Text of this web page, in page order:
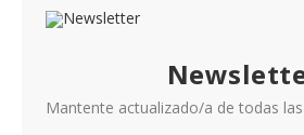
Mantente actualizado/a de todas